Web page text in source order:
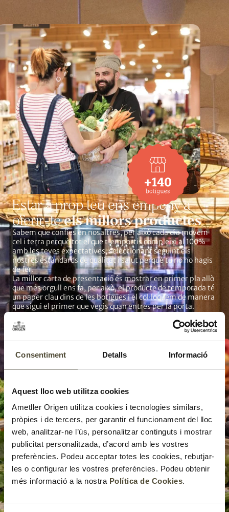
Consentiment Detalls Informació
Aquest lloc web utilitza cookies
Ametller Origen utilitza cookies i tecnologies similars,
pròpies i de tercers, per garantir el funcionament del lloc
web, analitzar-ne l’ús, personalitzar continguts i mostrar
publicitat personalitzada, d’acord amb les vostres
preferències. Podeu acceptar totes les cookies, rebutjar-
les o configurar les vostres preferències. Podeu obtenir
més informació a la nostra Política de Cookies.
Estar a prop teu ens empeny a
oferir-teels millors productes
Sabem que confies en nosaltres, per això cada dia movem
cel i terra perquè tot el que t'emportis compleixi al 100%
amb les teves expectatives, seleccionant seguint els
nostres estàndards de qualitat i salut perquè tu no ho hagis
de fer.
La millor carta de presentació és mostrar en primer pla allò
que més orgull ens fa, per això, el producte de temporada té
un paper clau dins de les botigues i el col·loquem de manera
que sigui el primer que vegis quan entres per la porta.
marca la natura i la col·locació dels productes frescos dins
de les botigues n’és un exemple.